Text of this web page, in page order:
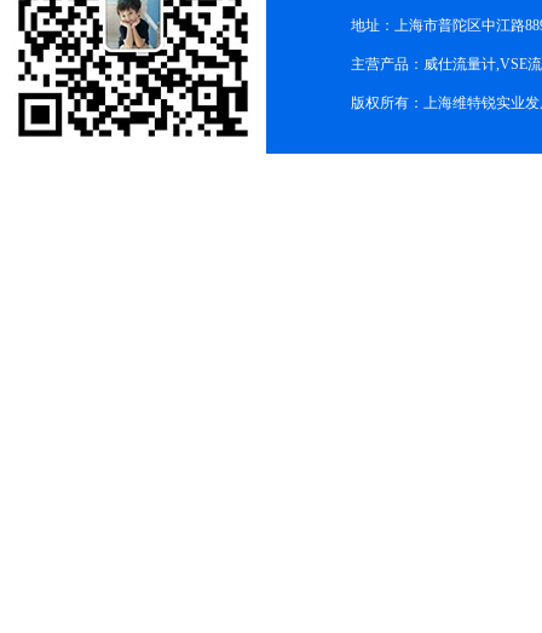
地址：上海市普陀区中江路
主营产品：威仕流量计,VSE
版权所有：上海维特锐实业